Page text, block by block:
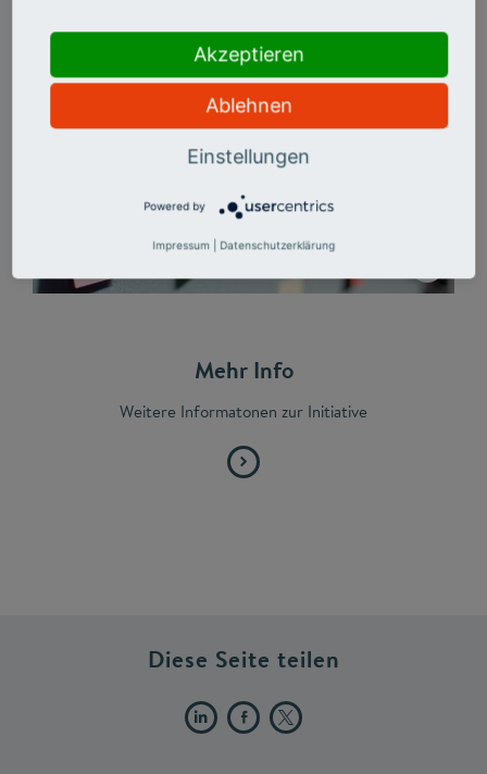
Mehr Info
Weitere Informatonen zur Initiative
Diese Seite teilen
Akzeptieren
Ablehnen
Einstellungen
Powered by
Impressum Datenschutzerklärung